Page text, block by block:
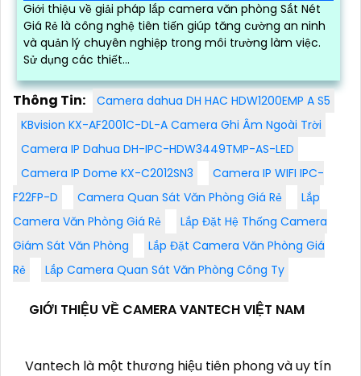
Giới thiệu về giải pháp lắp camera văn phòng Sắt Nét
Giá Rẻ là công nghệ tiên tiến giúp tăng cường an ninh
và quản lý chuyên nghiệp trong môi trường làm việc.
Sử dụng các thiết...
Thông Tin:
Camera dahua DH HAC HDW1200EMP A S5
KBvision KX-AF2001C-DL-A Camera Ghi Âm Ngoài Trời
Camera IP Dahua DH-IPC-HDW3449TMP-AS-LED
Camera IP Dome KX-C2012SN3
Camera IP WIFI IPC-
F22FP-D
Camera Quan Sát Văn Phòng Giá Rẻ
Lắp
Camera Văn Phòng Giá Rẻ
Lắp Đặt Hệ Thống Camera
Giám Sát Văn Phòng
Lắp Đặt Camera Văn Phòng Giá
Rẻ
Lắp Camera Quan Sát Văn Phòng Công Ty
GIỚI THIỆU VỀ CAMERA VANTECH VIỆT NAM
Vantech là một thương hiệu tiên phong và uy tín